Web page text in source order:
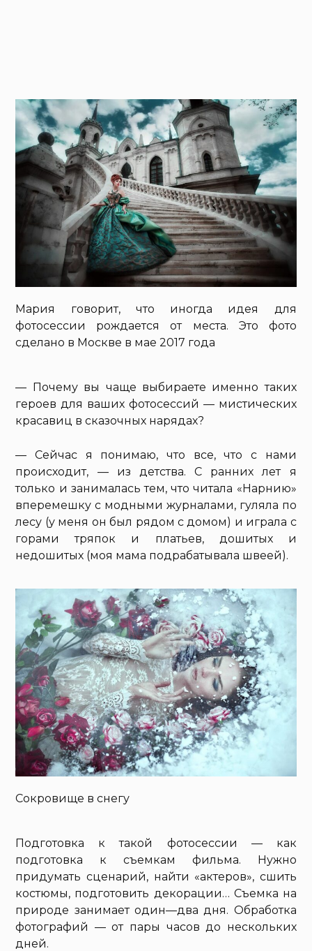
Мария говорит, что иногда идея для
фотосессии рождается от места. Это фото
сделано в Москве в мае 2017 года
— Почему вы чаще выбираете именно таких
героев для ваших фотосессий — мистических
красавиц в сказочных нарядах?
— Сейчас я понимаю, что все, что с нами
происходит, — из детства. С ранних лет я
только и занималась тем, что читала «Нарнию»
вперемешку с модными журналами, гуляла по
лесу (у меня он был рядом с домом) и играла с
горами тряпок и платьев, дошитых и
недошитых (моя мама подрабатывала швеей).
Сокровище в снегу
Подготовка к такой фотосессии — как
подготовка к съемкам фильма. Нужно
придумать сценарий, найти «актеров», сшить
костюмы, подготовить декорации… Съемка на
природе занимает один—два дня. Обработка
фотографий — от пары часов до нескольких
дней.